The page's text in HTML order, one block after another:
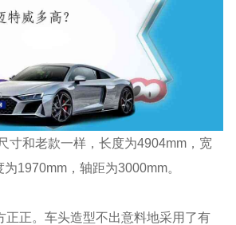
寸和老款一样，长度为4904mm，宽
1970mm，轴距为3000mm。
正正。车头造型不出意料地采用了有